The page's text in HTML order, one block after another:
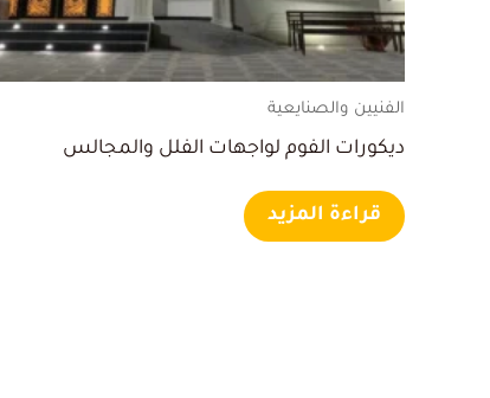
الفنيين والصنايعية
ديكورات الفوم لواجهات الفلل والمجالس
قراءة المزيد